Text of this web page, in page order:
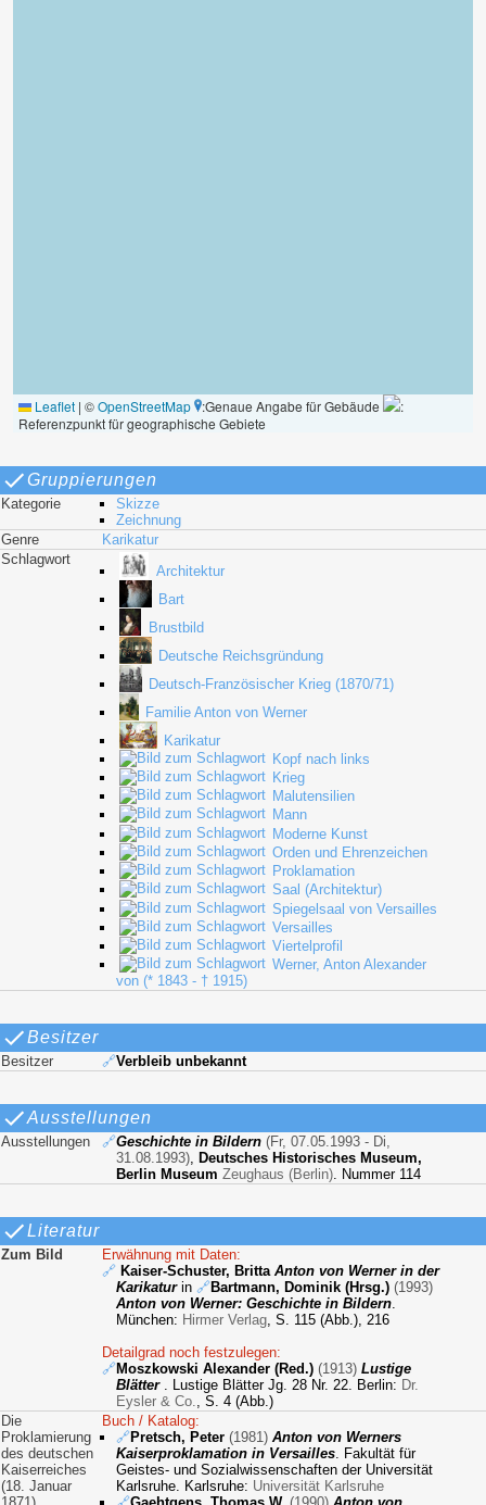
Leaflet | ©OpenStreetMap :Genaue Angabe für Gebäude
:
Referenzpunkt für geographische Gebiete
Gruppierungen
Kategorie
Skizze
Zeichnung
Genre
Karikatur
Schlagwort
Architektur
Bart
Brustbild
Deutsche Reichsgründung
Deutsch-Französischer Krieg (1870/71)
Familie Anton von Werner
Karikatur
Kopf nach links
Krieg
Malutensilien
Mann
Moderne Kunst
Orden und Ehrenzeichen
Proklamation
Saal (Architektur)
Spiegelsaal von Versailles
Versailles
Viertelprofil
Werner, Anton Alexander
von (* 1843 - † 1915)
Besitzer
Besitzer 🔗Verbleib unbekannt
Ausstellungen
Ausstellungen 🔗Geschichte in Bildern (Fr, 07.05.1993 - Di,
31.08.1993), Deutsches Historisches Museum,
Berlin Museum Zeughaus (Berlin). Nummer 114
Literatur
Zum Bild
Erwähnung mit Daten:
🔗 Kaiser-Schuster, BrittaAnton von Werner in der
Karikaturin🔗Bartmann, Dominik (Hrsg.) (1993)
Anton von Werner: Geschichte in Bildern.
München: Hirmer Verlag, S. 115 (Abb.), 216
Detailgrad noch festzulegen:
🔗Moszkowski Alexander (Red.) (1913) Lustige
Blätter . Lustige Blätter Jg. 28 Nr. 22. Berlin: Dr.
Eysler & Co., S. 4 (Abb.)
Die
Proklamierung
des deutschen
Kaiserreiches
(18. Januar
Buch / Katalog:
🔗Pretsch, Peter (1981) Anton von Werners
Kaiserproklamation in Versailles. Fakultät für
Geistes- und Sozialwissenschaften der Universität
Karlsruhe. Karlsruhe: Universität Karlsruhe